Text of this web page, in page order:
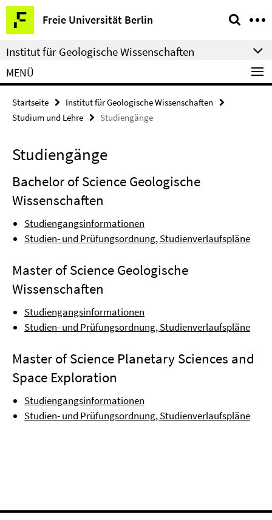
Springe
direkt
zu
Inhalt
Freie Universität Berlin
Service-
Navigation
Institut für Geologische Wissenschaften
MENÜ
Startseite
Institut für Geologische Wissenschaften
Studium und Lehre
Studiengänge
Studiengänge
Bachelor of Science Geologische
Wissenschaften
Studiengangsinformationen
Studien- und Prüfungsordnung, Studienverlaufspläne
Master of Science Geologische
Wissenschaften
Studiengangsinformationen
Studien- und Prüfungsordnung, Studienverlaufspläne
Master of Science Planetary Sciences and
Space Exploration
Studiengangsinformationen
Studien- und Prüfungsordnung, Studienverlaufspläne